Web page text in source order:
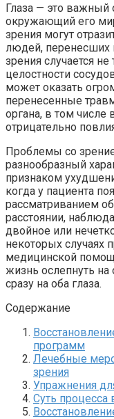
Глаза — это важный
окружающий его
зрения могут
людей, перенесших
зрения случается
целостности
может оказать
перенесенные
органа, в том числе
отрицательно
Проблемы со
разнообразный
признаком
когда у пациента
рассматриванием
расстоянии,
двойное или
некоторых случаях
медицинской
жизнь ослепнуть
сразу на оба глаза.
Содержание
программ
Лечебные
зрения
Упражнения
Суть процесса